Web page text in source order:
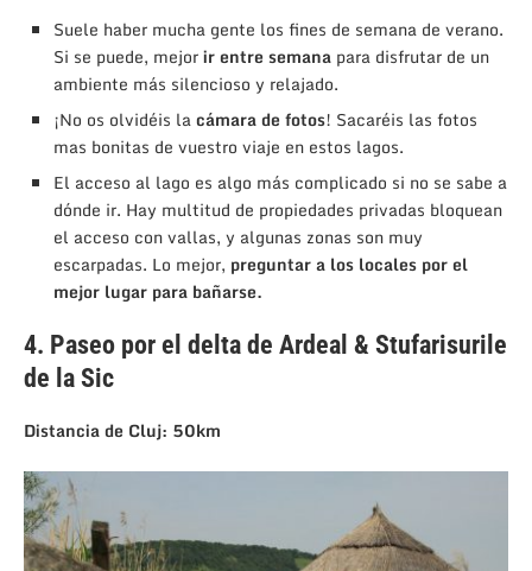
Suele haber mucha gente los fines de semana de verano.
Si se puede, mejorir entre semana para disfrutar de un
ambiente más silencioso y relajado.
¡No os olvidéis lacámara de fotos! Sacaréis las fotos
mas bonitas de vuestro viaje en estos lagos.
El acceso al lago es algo más complicado si no se sabe a
dónde ir. Hay multitud de propiedades privadas bloquean
el acceso con vallas, y algunas zonas son muy
escarpadas. Lo mejor, preguntar a los locales por el
mejor lugar para bañarse.
4. Paseo por el delta de Ardeal & Stufarisurile
de la Sic
Distancia de Cluj: 50km